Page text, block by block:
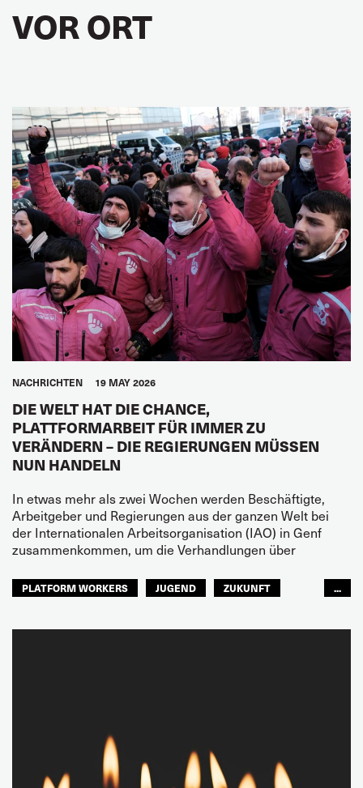
VOR ORT
NACHRICHTEN 19 MAY 2026
DIE WELT HAT DIE CHANCE,
PLATTFORMARBEIT FÜR IMMER ZU
VERÄNDERN – DIE REGIERUNGEN MÜSSEN
NUN HANDELN
In etwas mehr als zwei Wochen werden Beschäftigte,
Arbeitgeber und Regierungen aus der ganzen Welt bei
der Internationalen Arbeitsorganisation (IAO) in Genf
zusammenkommen, um die Verhandlungen über
PLATFORM WORKERS JUGEND
ZUKUNFT
...